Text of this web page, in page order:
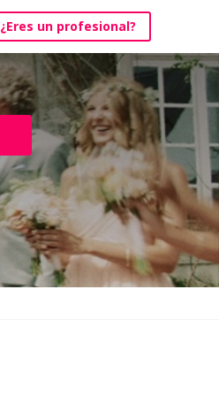
¿Eres un profesional?